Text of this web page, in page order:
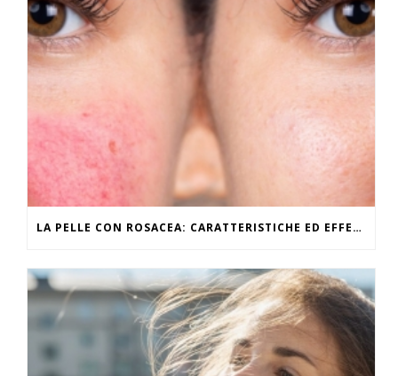
LA PELLE CON ROSACEA: CARATTERISTICHE ED EFFETTI DEL CALDO